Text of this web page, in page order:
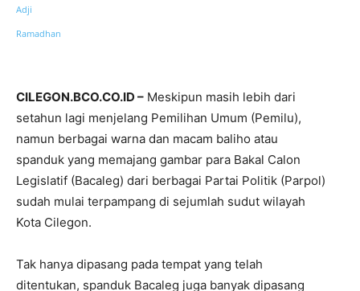
CILEGON.BCO.CO.ID – Meskipun masih lebih dari
setahun lagi menjelang Pemilihan Umum (Pemilu),
namun berbagai warna dan macam baliho atau
spanduk yang memajang gambar para Bakal Calon
Legislatif (Bacaleg) dari berbagai Partai Politik (Parpol)
sudah mulai terpampang di sejumlah sudut wilayah
Kota Cilegon.
Tak hanya dipasang pada tempat yang telah
ditentukan, spanduk Bacaleg juga banyak dipasang